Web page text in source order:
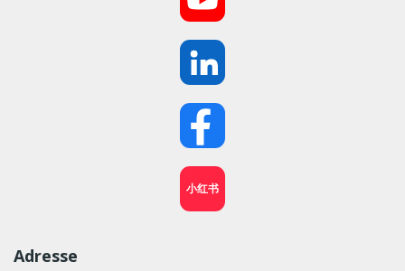
小红书
Adresse